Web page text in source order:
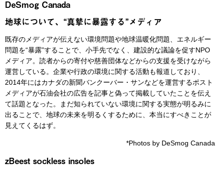
DeSmog Canada
地球について、“真摯に暴露する”メディア
既存のメディアが伝えない環境問題や地球温暖化問題、エネルギー
問題を“暴露”することで、小手先でなく、建設的な議論を促すNPO
メディア。読者からの寄付や慈善団体などからの支援を受けながら
運営している。企業や行政の環境に関する活動も報道しており、
2014年にはカナダの新聞バンクーバー・サンなどを運営するポスト
メディアが石油会社の広告を記事と偽って掲載していたことを伝え
て話題となった。まだ知られていない環境に関する実態が明るみに
出ることで、地球の未来を明るくするために、本当にすべきことが
見えてくるはず。
*Photos by DeSmog Canada
zBeest sockless insoles